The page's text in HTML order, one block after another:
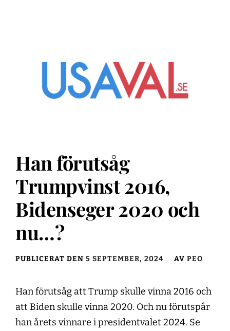
Han förutsåg
Trumpvinst 2016,
Bidenseger 2020 och
nu…?
PUBLICERAT DEN 5 SEPTEMBER, 2024 AV PEO
Han förutsåg att Trump skulle vinna 2016 och
att Biden skulle vinna 2020. Och nu förutspår
han årets vinnare i presidentvalet 2024. Se